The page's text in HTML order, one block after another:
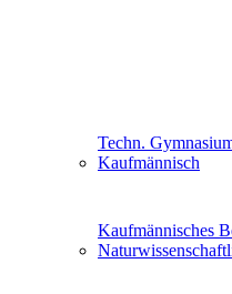
Techn.
Kaufmännisch
Kaufmännisches